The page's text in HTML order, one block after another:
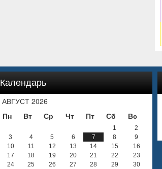
Календарь
АВГУСТ 2026
Пн
Вт Ср Чт Пт Сб Вс
1
2
3
4 5 6 7 8
9
10
11 12 13 14 15
16
17
18 19 20 21 22
23
24
25 26 27 28 29 30